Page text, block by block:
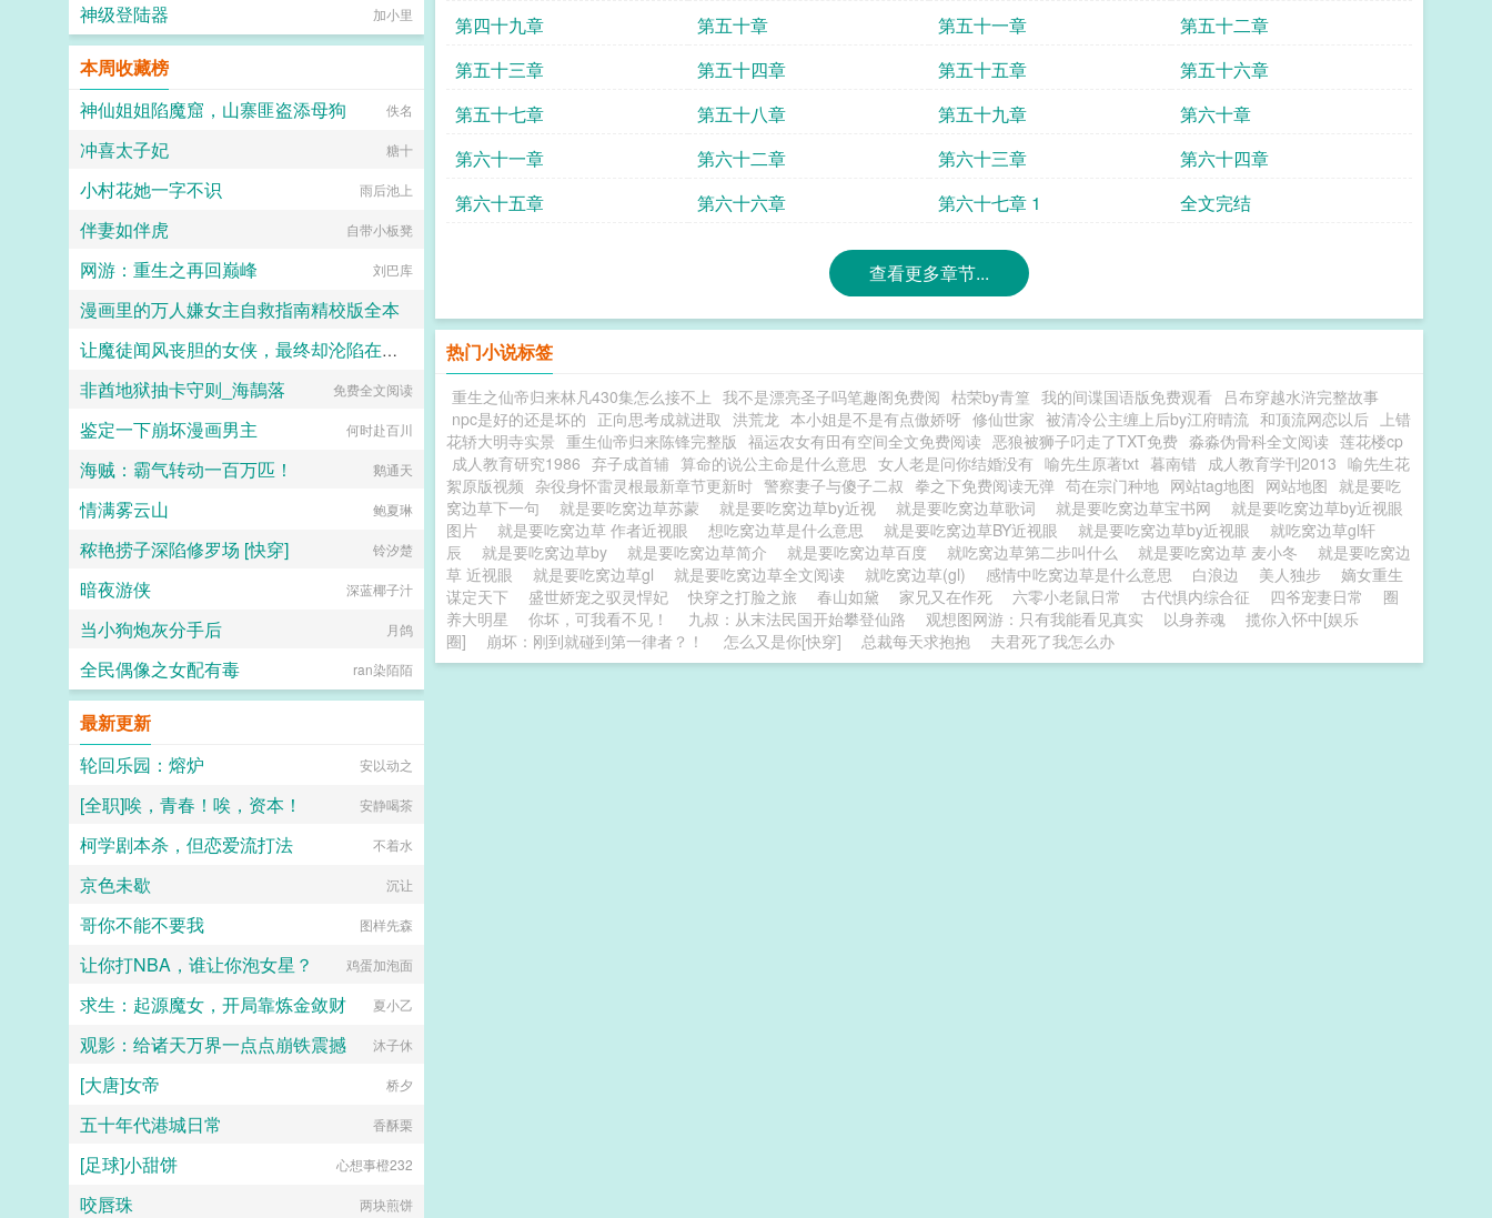
第四十九章
第五十章 第五十一章
第五十二章
第五十三章
第五十四章 第五十五章
第五十六章
第五十七章
第五十八章 第五十九章
第六十章
第六十一章
第六十二章 第六十三章
第六十四章
第六十五章
第六十六章 第六十七章 1 全文完结
查看更多章节...
热门小说标签
重生之仙帝归来林凡430集怎么接不上 我不是漂亮圣子吗笔趣阁免费阅 枯荣by青篁 我的间谍国语版免费观看
吕布穿越水浒完整故事
npc是好的还是坏的 正向思考成就进取 洪荒龙 本小姐是不是有点傲娇呀 修仙世家 被清冷公主缠上后by江府晴流 和顶流网恋以后
上错
花轿大明寺实景 重生仙帝归来陈锋完整版 福运农女有田有空间全文免费阅读 恶狼被狮子叼走了TXT免费 淼淼伪骨科全文阅读 莲花楼cp
成人教育研究1986 弃子成首辅 算命的说公主命是什么意思 女人老是问你结婚没有 喻先生原著txt 暮南错 成人教育学刊2013 喻先生花
絮原版视频 杂役身怀雷灵根最新章节更新时 警察妻子与傻子二叔 拳之下免费阅读无弹 苟在宗门种地 网站tag地图 网站地图 就是要吃
窝边草下一句
就是要吃窝边草苏蒙 就是要吃窝边草by近视 就是要吃窝边草歌词 就是要吃窝边草宝书网
就是要吃窝边草by近视眼
图片
就是要吃窝边草 作者近视眼 想吃窝边草是什么意思 就是要吃窝边草BY近视眼 就是要吃窝边草by近视眼
就吃窝边草gl轩
辰
就是要吃窝边草by 就是要吃窝边草简介 就是要吃窝边草百度 就吃窝边草第二步叫什么 就是要吃窝边草 麦小冬
就是要吃窝边
草 近视眼
就是要吃窝边草gl 就是要吃窝边草全文阅读 就吃窝边草(gl) 感情中吃窝边草是什么意思 白浪边 美人独步
嫡女重生
谋定天下
盛世娇宠之驭灵悍妃 快穿之打脸之旅 春山如黛 家兄又在作死 六零小老鼠日常 古代惧内综合征 四爷宠妻日常
圈
养大明星
你坏，可我看不见！ 九叔：从末法民国开始攀登仙路 观想图网游：只有我能看见真实 以身养魂
揽你入怀中[娱乐
圈]
崩坏：刚到就碰到第一律者？！ 怎么又是你[快穿] 总裁每天求抱抱 夫君死了我怎么办
神级登陆器 加小里
本周收藏榜
神仙姐姐陷魔窟，山寨匪盗添母狗
佚名
冲喜太子妃 糖十
小村花她一字不识 雨后池上
伴妻如伴虎 自带小板凳
网游：重生之再回巅峰 刘巴库
漫画里的万人嫌女主自救指南精校版全本
塞克斯白木清
让魔徒闻风丧胆的女侠，最终却沦陷在了自己女儿的肉棒之下
Daiakko
非酋地狱抽卡守则_海鶄落 免费全文阅读
鉴定一下崩坏漫画男主 何时赴百川
海贼：霸气转动一百万匹！ 鹅通天
情满雾云山 鲍夏琳
秾艳捞子深陷修罗场 [快穿] 铃汐楚
暗夜游侠 深蓝椰子汁
当小狗炮灰分手后 月鸽
全民偶像之女配有毒 ran染陌陌
最新更新
轮回乐园：熔炉
安以动之
[全职]唉，青春！唉，资本！ 安静喝茶
柯学剧本杀，但恋爱流打法 不着水
京色未歇 沉让
哥你不能不要我 图样先森
让你打NBA，谁让你泡女星？ 鸡蛋加泡面
求生：起源魔女，开局靠炼金敛财 夏小乙
观影：给诸天万界一点点崩铁震撼 沐子休
[大唐]女帝 桥夕
五十年代港城日常 香酥栗
[足球]小甜饼 心想事橙232
咬唇珠 两块煎饼